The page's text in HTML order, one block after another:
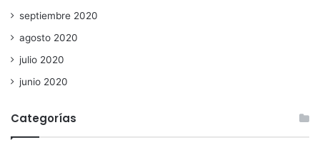
septiembre 2020
agosto 2020
julio 2020
junio 2020
Categorías